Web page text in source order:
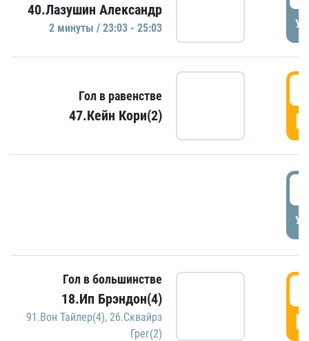
40.Лазушин Александр
2 минуты / 23:03 - 25:03
Гол в равенстве
47.Кейн Кори(2)
Гол в большинстве
18.Ип Брэндон(4)
91.Вон Тайлер(4), 26.Сквайрз
Грег(2)